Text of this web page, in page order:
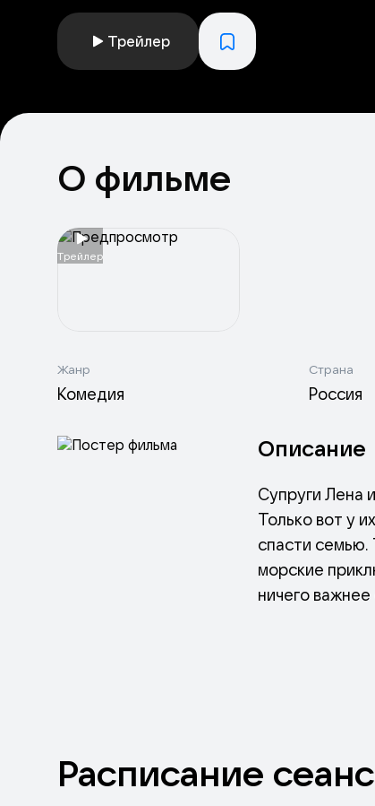
Трейлер
О фильме
Tрейлер
Жанр
Комедия
Страна
Россия
Описание
Супруги Лена
Только вот у
спасти семью.
морские
ничего важнее
Расписание